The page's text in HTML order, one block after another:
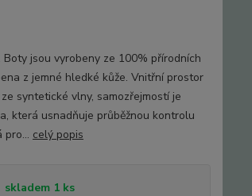
Boty jsou vyrobeny ze 100% přírodních
z jemné hledké kůže. Vnitřní prostor
syntetické vlny, samozřejmostí je
která usnadňuje průběžnou kontrolu
pro... celý popis
skladem 1 ks